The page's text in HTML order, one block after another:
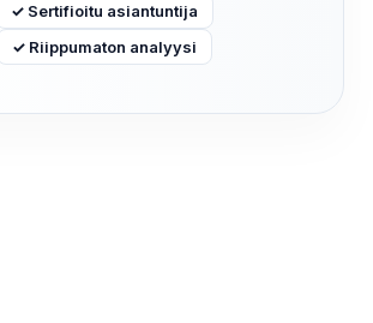
✓ Sertifioitu asiantuntija
✓ Riippumaton analyysi